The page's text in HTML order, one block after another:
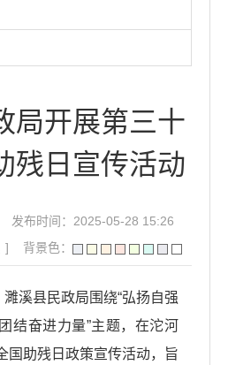
局开展第三十
残日宣传活动
发布时间：2025-05-28 15:26
] 背景色：
溪县民政局围绕“弘扬自强
结奋进力量”主题，在沱河
国助残日政策宣传活动，旨